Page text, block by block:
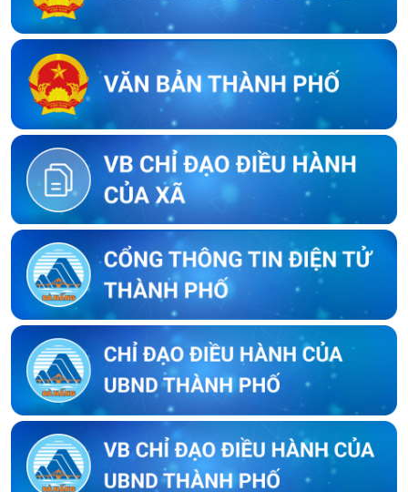
Thông báo về việc niêm yết công khai bản mô tả ranh giới, mốc
giới của bà Võ Thị Ngọc Hương và bà Nguyễn Thị Huệ tại thôn
An Châu cũ, nay là thôn Nam Thành, xã Hòa Vang, thành phố
Đà Nẵng
Thông báo về việc kết thúc niêm yết ký xác nhận ranh giới, mốc
giới thửa đất của người sử dụng đất liền kề với ông Lê Trung Lý
Thông báo về việc kết thúc niêm yết ký xác nhận ranh giới, mốc
giới thửa đất của người sử dụng đất liền kề với ông Nguyễn
Bông
Thông báo về việc kết thúc niêm yết ký xác nhận ranh giới, mốc
giới của người sử dụng đất liền kề với bà Trần Thị Huyền Trang
Thông báo về việc kết thúc niêm yết ký xác nhận ranh giới, mốc
giới của người sử dụng đất liền kề với ông Trần Hữu Phúc
Thông báo về việc kết thúc niêm yết ký xác nhận ranh giới, mốc
giới thửa đất của người sử dụng đất liền kề với ông Lưu Ngọc
Biển
Thông báo về việc kết thúc niêm yết ký xác nhận ranh giới, mốc
giới thửa đất của người sử dụng đất liền kề với ông Lê Thái Sơn